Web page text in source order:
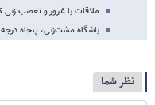
ملاقات با غرور و تعصب زنی
باشگاه مشت‌زنی، پنجاه
نظر شما